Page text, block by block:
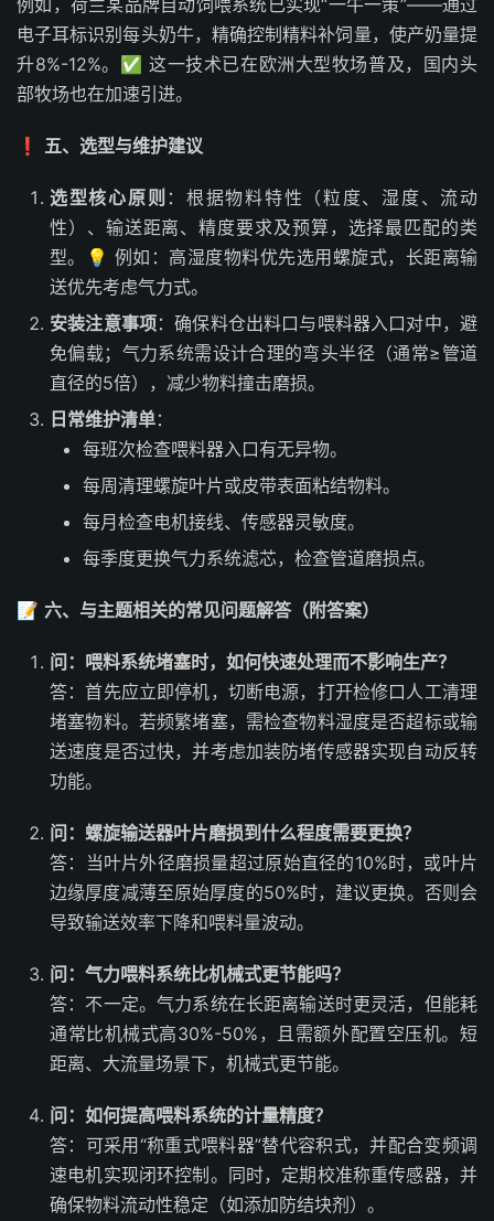
例如，荷兰某品牌自动饲喂系统已实现“一牛一策”——通过
电子耳标识别每头奶牛，精确控制精料补饲量，使产奶量提
升8%-12%。✅ 这一技术已在欧洲大型牧场普及，国内头
部牧场也在加速引进。
❗ 五、选型与维护建议
选型核心原则 ：根据物料特性（粒度、湿度、流动
性）、输送距离、精度要求及预算，选择最匹配的类
型。💡 例如：高湿度物料优先选用螺旋式，长距离输
送优先考虑气力式。
安装注意事项：确保料仓出料口与喂料器入口对中，避
免偏载；气力系统需设计合理的弯头半径（通常≥管道
直径的5倍），减少物料撞击磨损。
日常维护清单：
每班次检查喂料器入口有无异物。
每周清理螺旋叶片或皮带表面粘结物料。
每月检查电机接线、传感器灵敏度。
每季度更换气力系统滤芯，检查管道磨损点。
📝 六、与主题相关的常见问题解答（附答案）
问：喂料系统堵塞时，如何快速处理而不影响生产？
答：首先应立即停机，切断电源，打开检修口人工清理
堵塞物料。若频繁堵塞，需检查物料湿度是否超标或输
送速度是否过快，并考虑加装防堵传感器实现自动反转
功能。
问：螺旋输送器叶片磨损到什么程度需要更换？
答：当叶片外径磨损量超过原始直径的10%时，或叶片
边缘厚度减薄至原始厚度的50%时，建议更换。否则会
导致输送效率下降和喂料量波动。
问：气力喂料系统比机械式更节能吗？
答：不一定。气力系统在长距离输送时更灵活，但能耗
通常比机械式高30%-50%，且需额外配置空压机。短
距离、大流量场景下，机械式更节能。
问：如何提高喂料系统的计量精度？
答：可采用“称重式喂料器”替代容积式，并配合变频调
速电机实现闭环控制。同时，定期校准称重传感器，并
确保物料流动性稳定（如添加防结块剂）。